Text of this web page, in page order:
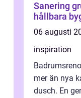
Sanering grunden för säkra och
hållbara
06 augusti
inspiration
mer än nya
dusch. En